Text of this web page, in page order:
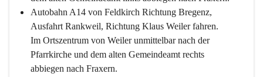
Autobahn A14 von Feldkirch Richtung Bregenz,
Ausfahrt Rankweil, Richtung Klaus Weiler fahren.
Im Ortszentrum von Weiler unmittelbar nach der
Pfarrkirche und dem alten Gemeindeamt rechts
abbiegen nach Fraxern.